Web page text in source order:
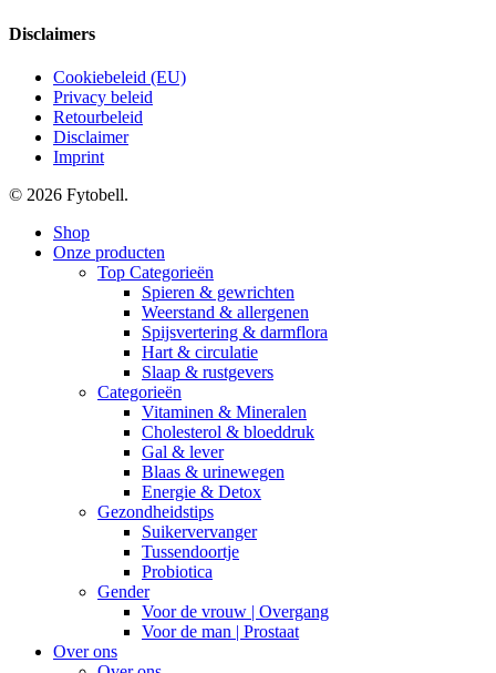
Disclaimers
Cookiebeleid (EU)
Privacy beleid
Retourbeleid
Disclaimer
Imprint
© 2026 Fytobell.
Close
Menu
Shop
Onze producten
Top Categorieën
Spieren & gewrichten
Weerstand & allergenen
Spijsvertering & darmflora
Hart & circulatie
Slaap & rustgevers
Categorieën
Vitaminen & Mineralen
Cholesterol & bloeddruk
Gal & lever
Blaas & urinewegen
Energie & Detox
Gezondheidstips
Suikervervanger
Tussendoortje
Probiotica
Gender
Voor de vrouw | Overgang
Voor de man | Prostaat
Over ons